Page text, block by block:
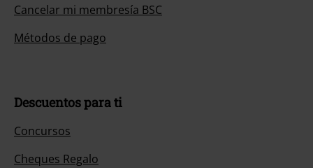
Cancelar mi membresía BSC
Métodos de pago
Descuentos para ti
Concursos
Cheques Regalo